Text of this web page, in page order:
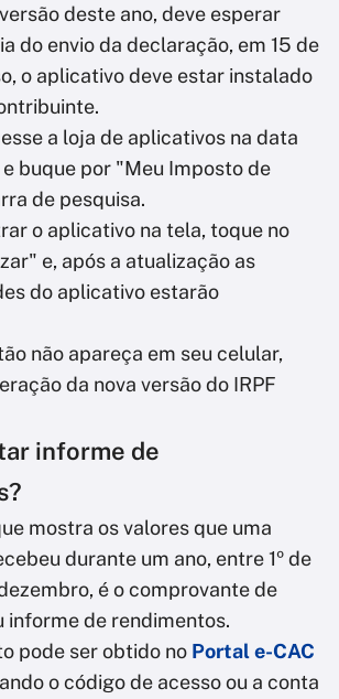
deste ano, deve esperar
do envio da declaração, em 15 de
o aplicativo deve estar instalado
a loja de aplicativos na data
buque por "Meu Imposto de
de pesquisa.
o aplicativo na tela, toque no
e, após a atualização as
do aplicativo estarão
não apareça em seu celular,
da nova versão do IRPF
informe de
mostra os valores que uma
durante um ano, entre 1º de
é o comprovante de
informe de rendimentos.
pode ser obtido no Portal e-CAC
o código de acesso ou a conta